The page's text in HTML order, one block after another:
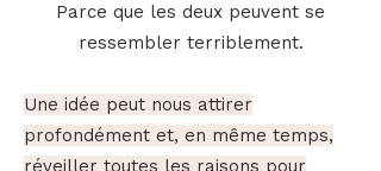
Parce que les deux peuvent se
ressembler terriblement.
Une idée peut nous attirer
profondément et, en même temps,
réveiller toutes les raisons pour